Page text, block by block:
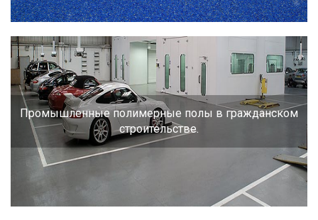
Промышленные полимерные полы в гражданском
строительстве.